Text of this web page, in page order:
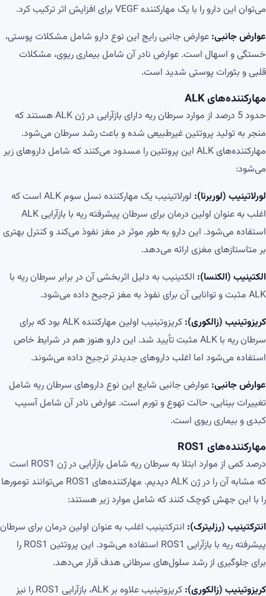
می‌توان این دارو را با یک مهارکننده VEGF برای افزایش اثر ترکیب کرد.
عوارض جانبی: عوارض جانبی رایج این نوع دارو شامل مشکلات پوستی،
خستگی و اسهال است. عوارض نادر آن شامل بیماری ریوی، مشکلات
قلبی و بثورات پوستی شدید است.
مهارکننده‌هایALK
حدود 5 درصد از موارد سرطان ریه دارای بازآرایی در ژن ALK هستند که
منجر به تولید پروتئین غیرطبیعی شده و باعث رشد سرطان می‌شود.
مهارکننده‌های ALK این پروتئین را مسدود می‌کنند که شامل داروهای زیر
می‌شود:
لورلاتینیب (لوربرنا):
لورلاتینیب یک مهارکننده نسل سوم ALK است که
اغلب به عنوان اولین درمان برای سرطان پیشرفته ریه با بازآرایی ALK
استفاده می‌شود. این دارو به طور موثر در مغز نفوذ می‌کند و کنترل بهتری
بر متاستازهای مغزی ارائه می‌دهد.
الکتینیب (الکنسا): الکتینیب به دلیل اثربخشی آن در برابر سرطان ریه با
ALK مثبت و توانایی آن برای نفوذ به مغز ترجیح داده می‌شود.
کریزوتینیب (زالکوری):
کریزوتینیب اولین مهارکننده ALK بود که برای
سرطان ریه با ALK مثبت تأیید شد. این دارو هنوز هم در شرایط خاص
استفاده می‌شود اما اغلب داروهای جدیدتر ترجیح داده می‌شوند.
عوارض جانبی: عوارض جانبی شایع این نوع داروهای سرطان ریه شامل
تغییرات بینایی، حالت تهوع و تورم است. عوارض نادر آن شامل آسیب
کبدی و بیماری ریوی است.
مهارکننده‌های ROS1
درصد کمی از موارد ابتلا به سرطان ریه شامل بازآرایی در ژن ROS1 است
که مشابه آن را در ژن ALK دیدیم. مهارکننده‌های ROS1 می‌توانند تومورها
را با این جهش کوچک کنند که شامل موارد زیر هستند:
انترکتینیب (رزلیترک): انترکتینیب اغلب به عنوان اولین درمان برای سرطان
پیشرفته ریه با بازآرایی ROS1 استفاده می‌شود. این پروتئین ROS1 را
برای جلوگیری از رشد سلول‌های سرطانی هدف قرار می‌دهد.
کریزوتینیب (زالکوری):
کریزوتینیب علاوه بر ALK، بازآرایی ROS1 را نیز